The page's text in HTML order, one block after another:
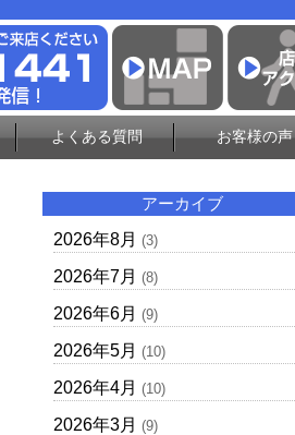
よくある質問 お客様の声
アーカイブ
2026年8月 (3)
2026年7月 (8)
2026年6月 (9)
2026年5月 (10)
2026年4月 (10)
2026年3月 (9)